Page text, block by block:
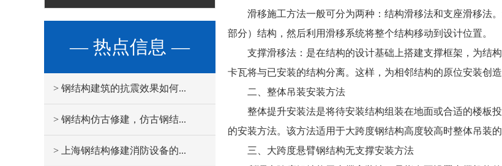
— 热点信息 —
> 钢结构建筑的抗震效果如何...
> 钢结构仿古修建，仿古钢结...
> 上海钢结构修建消防设备的...
滑移施工方法一般可分为两种：结构滑移法和支座滑移法
部分）结构，然后利用滑移系统将整个结构移动到设计位置。
支撑滑移法：是在结构的设计基础上搭建支撑框架，为结
卡瓦将与已安装的结构分离。这样，为相邻结构的原位安装创
二、整体吊装安装方法
整体提升安装法是将待安装结构组装在地面或合适的楼板投
的安装方法。该方法适用于大跨度钢结构高度较高时整体吊装
三、大跨度悬臂钢结构无支撑安装方法